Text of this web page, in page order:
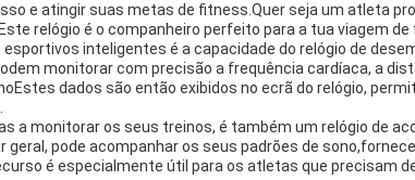
e atingir suas metas de fitness.Quer seja um atleta
relógio é o companheiro perfeito para a tua viagem de
inteligentes é a capacidade do relógio de
monitorar com precisão a frequência cardíaca, a
dados são então exibidos no ecrã do relógio,
a monitorar os seus treinos, é também um relógio de
geral, pode acompanhar os seus padrões de
é especialmente útil para os atletas que precisam